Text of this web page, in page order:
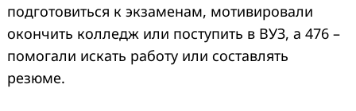
подготовиться к экзаменам, мотивировали
окончить колледж или поступить в ВУЗ, а 476 –
помогали искать работу или составлять
резюме.